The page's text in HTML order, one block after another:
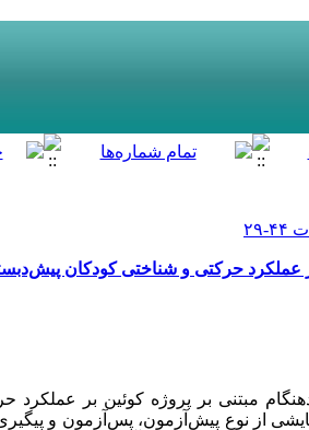
عملکرد حرکتی و شناختی کودکان
مبتنی بر پروژه کوئین بر عملکرد
از نوع پیش‌آزمون، پس‌آزمون و